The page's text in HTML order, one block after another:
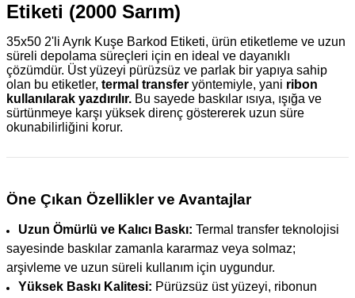
Etiketi (2000 Sarım)
35x50 2'li Ayrık Kuşe Barkod Etiketi, ürün etiketleme ve uzun
süreli depolama süreçleri için en ideal ve dayanıklı
çözümdür. Üst yüzeyi pürüzsüz ve parlak bir yapıya sahip
olan bu etiketler, termal transfer yöntemiyle, yani ribon
kullanılarak yazdırılır. Bu sayede baskılar ısıya, ışığa ve
sürtünmeye karşı yüksek direnç göstererek uzun süre
okunabilirliğini korur.
Öne Çıkan Özellikler ve Avantajlar
Uzun Ömürlü ve Kalıcı Baskı: Termal transfer teknolojisi
sayesinde baskılar zamanla kararmaz veya solmaz;
arşivleme ve uzun süreli kullanım için uygundur.
Yüksek Baskı Kalitesi: Pürüzsüz üst yüzeyi, ribonun